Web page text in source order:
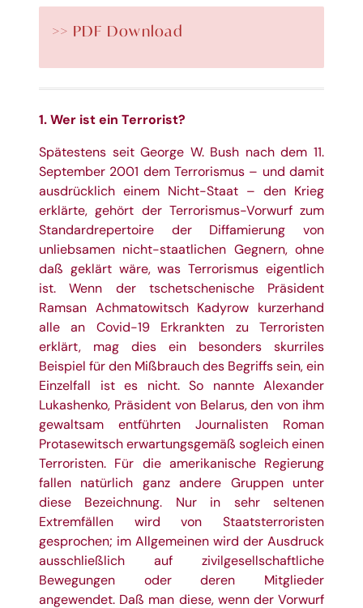
>> PDF Download
1. Wer ist ein Terrorist?
Spätestens seit George W. Bush nach dem 11.
September 2001 dem Terrorismus – und damit
ausdrücklich einem Nicht-Staat – den Krieg
erklärte, gehört der Terrorismus-Vorwurf zum
Standardrepertoire der Diffamierung von
unliebsamen nicht-staatlichen Gegnern, ohne
daß geklärt wäre, was Terrorismus eigentlich
ist. Wenn der tschetschenische Präsident
Ramsan Achmatowitsch Kadyrow kurzerhand
alle an Covid-19 Erkrankten zu Terroristen
erklärt, mag dies ein besonders skurriles
Beispiel für den Mißbrauch des Begriffs sein, ein
Einzelfall ist es nicht. So nannte Alexander
Lukashenko, Präsident von Belarus, den von ihm
gewaltsam entführten Journalisten Roman
Protasewitsch erwartungsgemäß sogleich einen
Terroristen. Für die amerikanische Regierung
fallen natürlich ganz andere Gruppen unter
diese Bezeichnung. Nur in sehr seltenen
Extremfällen wird von Staatsterroristen
gesprochen; im Allgemeinen wird der Ausdruck
ausschließlich auf zivilgesellschaftliche
Bewegungen oder deren Mitglieder
angewendet. Daß man diese, wenn der Vorwurf